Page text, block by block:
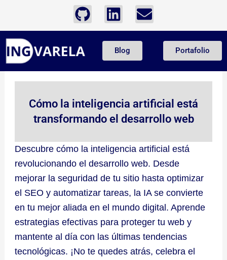
contenido
G
i
t
h
u
L
i
n
k
e
i
n
E
n
l
p
e
Blog Portafolio
Cómo la inteligencia artificial está
transformando el desarrollo web
Descubre cómo la inteligencia artificial está
revolucionando el desarrollo web. Desde
mejorar la seguridad de tu sitio hasta optimizar
el SEO y automatizar tareas, la IA se convierte
en tu mejor aliada en el mundo digital. Aprende
estrategias efectivas para proteger tu web y
mantente al día con las últimas tendencias
tecnológicas. ¡No te quedes atrás, celebra el